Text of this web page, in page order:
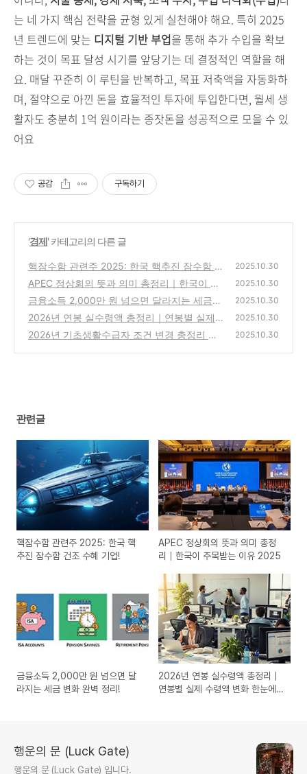
는 네 가지 핵심 전략을 균형 있게 실천해야 해요. 특히 2025
년 트렌드에 맞는 디지털 기반 부업을 통해 추가 수입을 확보
하는 것이 목표 달성 시기를 앞당기는 데 결정적인 역할을 해
요. 매달 꾸준히 이 루틴을 반복하고, 목표 저축액을 자동화하
며, 절약으로 아낀 돈을 효율적인 투자에 투입한다면, 월세 생
활자도 충분히 1억 원이라는 종잣돈을 성공적으로 모을 수 있
어요
공감 구독하기
'경제' 카테고리의 다른 글
핵잠수함 관련주 2025: 한국 핵추진 잠수함 건
조 수혜 기업!
(0)
2025.10.30
APEC 정상회의 뜻과 의미 총정리｜한국이 주
목받는 이유 2025
(0)
2025.10.30
금융소득 2,000만 원 넘으면 달라지는 세금
변화 완벽 정리!
(0)
2025.10.30
2026년 연봉 실수령액 총정리｜연봉별 실제
수령액 변화 한눈에 보기
(0)
2025.10.30
2026년 기초생활수급자 조건 변경 총정리 핵
2025.10.30
관련글
핵잠수함 관련주 2025: 한국 핵
추진 잠수함 건조 수혜 기업!
APEC 정상회의 뜻과 의미 총정
리｜한국이 주목받는 이유 2025
금융소득 2,000만 원 넘으면 달
라지는 세금 변화 완벽 정리!
2026년 연봉 실수령액 총정리｜
연봉별 실제 수령액 변화 한눈에
행운의 문 (Luck Gate)
행운의 문 (Luck Gate) 입니다.